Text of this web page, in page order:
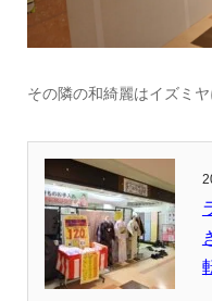
その隣の和綺麗はイズミヤ